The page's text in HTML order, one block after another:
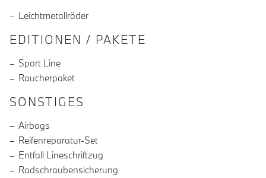
Leichtmetallräder
EDITIONEN / PAKETE
Sport Line
Raucherpaket
SONSTIGES
Airbags
Reifenreparatur-Set
Entfall Lineschriftzug
Radschraubensicherung